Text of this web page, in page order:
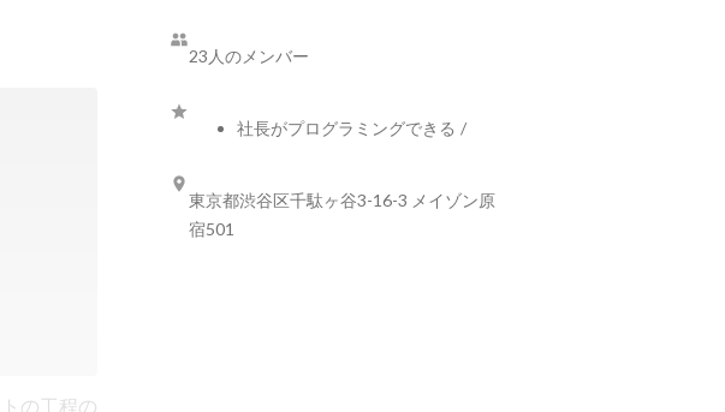
の工程の
23人のメンバー
社長がプログラミングできる /
東京都渋谷区千駄ヶ谷3-16-3 メイゾン原
宿501